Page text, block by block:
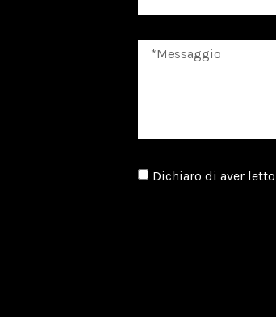
Dichiaro di aver